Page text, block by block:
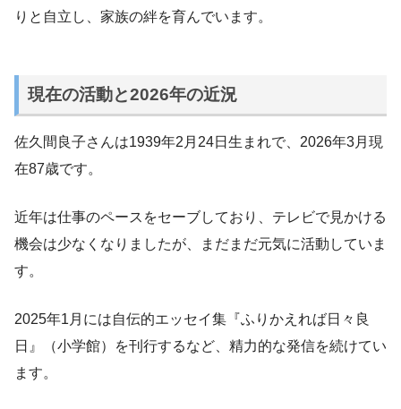
りと自立し、家族の絆を育んでいます。
現在の活動と2026年の近況
佐久間良子さんは1939年2月24日生まれで、2026年3月現
在87歳です。
近年は仕事のペースをセーブしており、テレビで見かける
機会は少なくなりましたが、まだまだ元気に活動していま
す。
2025年1月には自伝的エッセイ集『ふりかえれば日々良
日』（小学館）を刊行するなど、精力的な発信を続けてい
ます。